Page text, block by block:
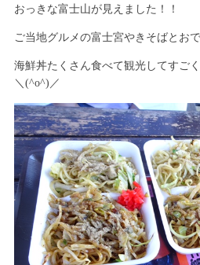
おっきな富士山が見えました！！
ご当地グルメの富士宮やきそばとお
海鮮丼たくさん食べて観光してすご
＼(^o^)／